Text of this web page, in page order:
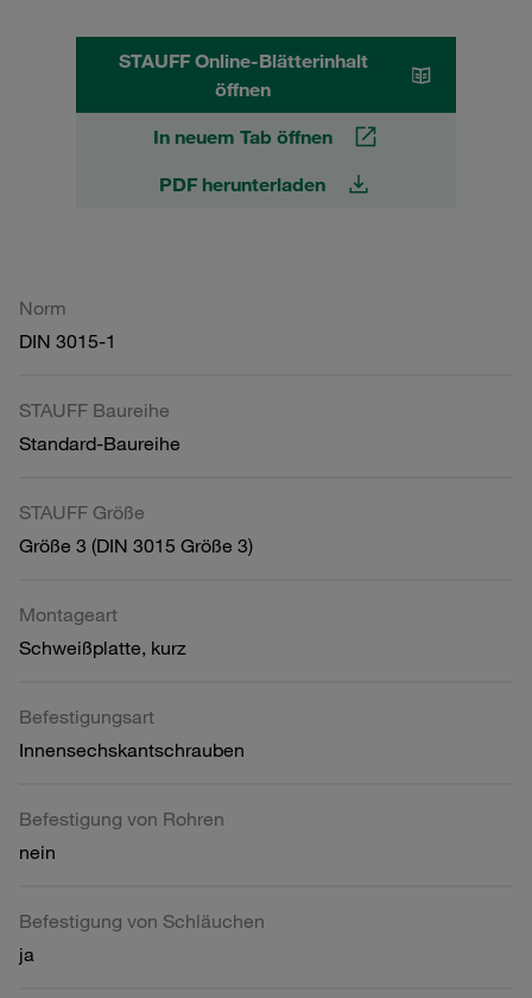
STAUFF Online-Blätterinhalt
öffnen
In neuem Tab öffnen
PDF herunterladen
Norm
DIN 3015-1
STAUFF Baureihe
Standard-Baureihe
STAUFF Größe
Größe 3 (DIN 3015 Größe 3)
Montageart
Schweißplatte, kurz
Befestigungsart
Innensechskantschrauben
Befestigung von Rohren
nein
Befestigung von Schläuchen
ja